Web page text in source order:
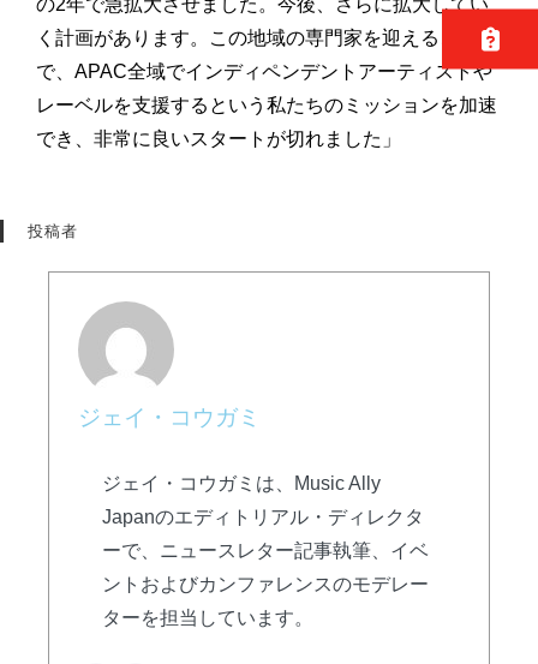
く計画があります。この地域の専門家を迎えること
で、APAC全域でインディペンデントアーティストや
レーベルを支援するという私たちのミッションを加速
でき、非常に良いスタートが切れました」
投稿者
ジェイ・コウガミ
ジェイ・コウガミは、Music Ally
Japanのエディトリアル・ディレクタ
ーで、ニュースレター記事執筆、イベ
ントおよびカンファレンスのモデレー
ターを担当しています。